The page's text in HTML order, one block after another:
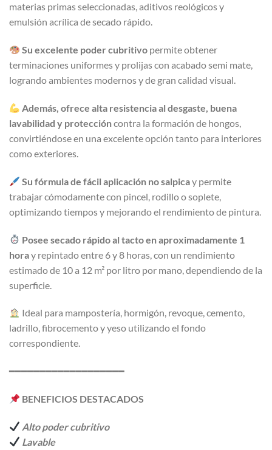
materias primas seleccionadas, aditivos reológicos y
emulsión acrílica de secado rápido.
Su excelente poder cubritivo permite obtener
terminaciones uniformes y prolijas con acabado semi mate,
logrando ambientes modernos y de gran calidad visual.
Además, ofrece alta resistencia al desgaste, buena
lavabilidad y proteccióncontra la formación de hongos,
convirtiéndose en una excelente opción tanto para interiores
como exteriores.
Su fórmula de fácil aplicación no salpicay permite
trabajar cómodamente con pincel, rodillo o soplete,
optimizando tiempos y mejorando el rendimiento de pintura.
Posee secado rápido al tacto en aproximadamente 1
horay repintado entre 6 y 8 horas, con un rendimiento
estimado de 10 a 12 m² por litro por mano, dependiendo de la
superficie.
Ideal para mampostería, hormigón, revoque, cemento,
ladrillo, fibrocemento y yeso utilizando el fondo
correspondiente.
━━━━━━━━━━━━━━━━━━━
BENEFICIOS DESTACADOS
Alto poder cubritivo
Lavable